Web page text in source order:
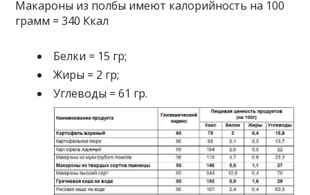
Макароны из полбы имеют калорийность на 100
грамм = 340 Ккал
Белки = 15 гр;
Жиры = 2 гр;
Углеводы = 61 гр.